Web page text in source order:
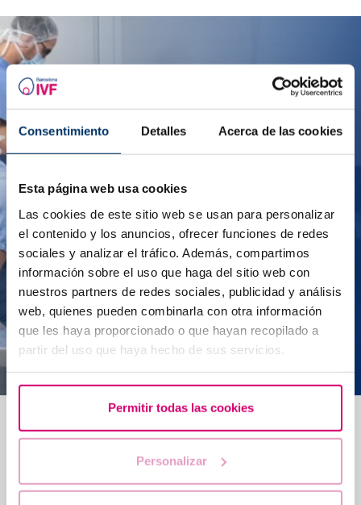
Consentimiento Detalles Acerca de las cookies
Esta página web usa cookies
Las cookies de este sitio web se usan para personalizar
el contenido y los anuncios, ofrecer funciones de redes
sociales y analizar el tráfico. Además, compartimos
información sobre el uso que haga del sitio web con
nuestros partners de redes sociales, publicidad y análisis
web, quienes pueden combinarla con otra información
que les haya proporcionado o que hayan recopilado a
partir del uso que haya hecho de sus servicios.
Permitir todas las cookies
Personalizar
Entra a far parte del nostro team!
dei nostri trattamenti e per il nostro impegno verso
l’eccellenza.
Inviaci il tuo CV se vuoi formarti con noi e aiutare
tante donne a realizzare i loro sogni.
INVIA IL TUO CURRICULUM
Blog
Fertilità in positivo: segnali per capire se tutto va
bene (e quando è opportuno intervenire)